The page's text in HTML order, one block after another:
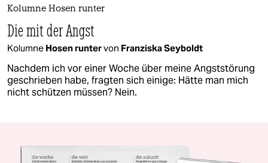
Kolumne Hosen runter
Die mit der Angst
Kolumne Hosen runtervon Franziska Seyboldt
Nachdem ich vor einer Woche über meine Angststörung
geschrieben habe, fragten sich einige: Hätte man mich
nicht schützen müssen? Nein.